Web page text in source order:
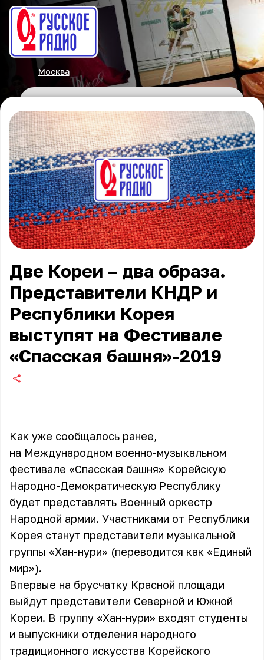
Москва
Две Кореи – два образа.
Представители КНДР и
Республики Корея
выступят на Фестивале
«Спасская башня»-2019
Как уже сообщалось ранее,
на Международном военно-музыкальном
фестивале «Спасская башня» Корейскую
Народно-Демократическую Республику
будет представлять Военный оркестр
Народной армии. Участниками от Республики
Корея станут представители музыкальной
группы «Хан-нури» (переводится как «Единый
мир»).
Впервые на брусчатку Красной площади
выйдут представители Северной и Южной
Кореи. В группу «Хан-нури» входят студенты
и выпускники отделения народного
традиционного искусства Корейского